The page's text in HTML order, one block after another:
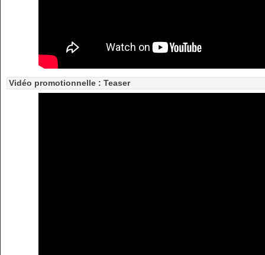
Vidéo promotionnelle : Teaser